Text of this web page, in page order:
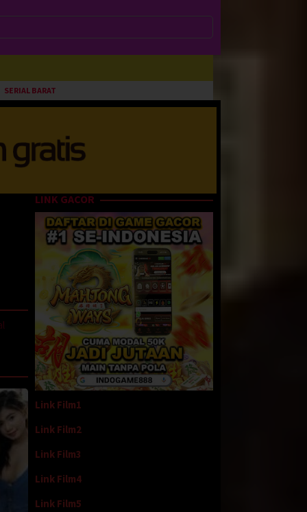
SERIAL BARAT
LINK GACOR
Link Film1
Link Film2
Link Film3
Link Film4
Link Film5